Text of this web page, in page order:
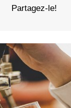
Partagez-le!